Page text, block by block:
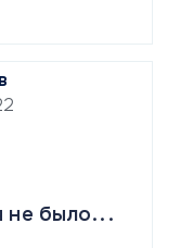
не было...